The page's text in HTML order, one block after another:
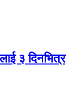
३ दिनभित्र